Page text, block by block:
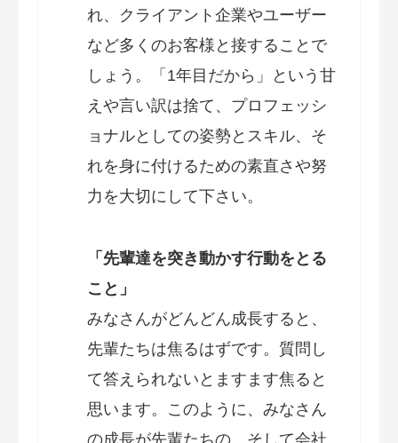
れ、クライアント企業やユーザー
など多くのお客様と接することで
しょう。「1年目だから」という甘
えや言い訳は捨て、プロフェッシ
ョナルとしての姿勢とスキル、そ
れを身に付けるための素直さや努
力を大切にして下さい。
「先輩達を突き動かす行動をとる
こと」
みなさんがどんどん成長すると、
先輩たちは焦るはずです。質問し
て答えられないとますます焦ると
思います。このように、みなさん